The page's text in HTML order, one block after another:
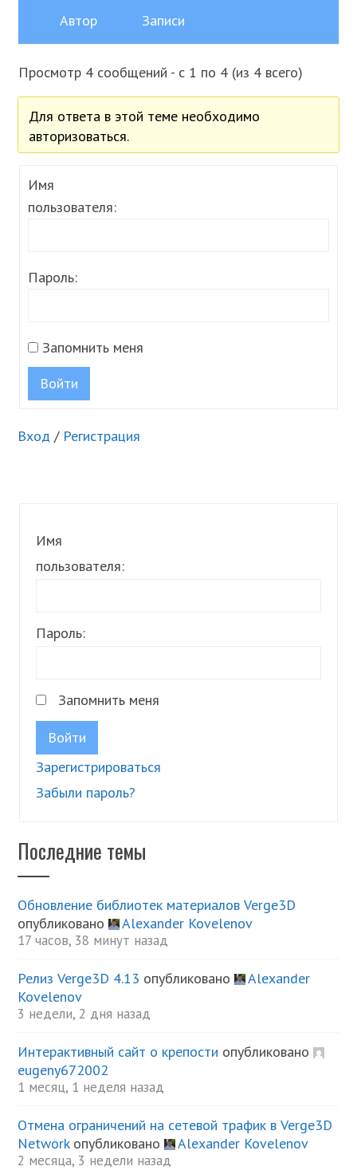
Автор Записи
Просмотр 4 сообщений - с 1 по 4 (из 4 всего)
Для ответа в этой теме необходимо
авторизоваться.
Имя
пользователя:
Пароль:
Запомнить меня
Войти
Вход / Регистрация
Имя
пользователя:
Пароль:
Запомнить меня
Войти
Зарегистрироваться
Забыли пароль?
Последние темы
Обновление библиотек материалов Verge3D
опубликовано
Alexander Kovelenov
17 часов, 38 минут назад
Релиз Verge3D 4.13 опубликовано
Alexander
Kovelenov
3 недели, 2 дня назад
Интерактивный сайт о крепости опубликовано
eugeny672002
1 месяц, 1 неделя назад
Отмена ограничений на сетевой трафик в Verge3D
Networkопубликовано Alexander Kovelenov
2 месяца, 3 недели назад